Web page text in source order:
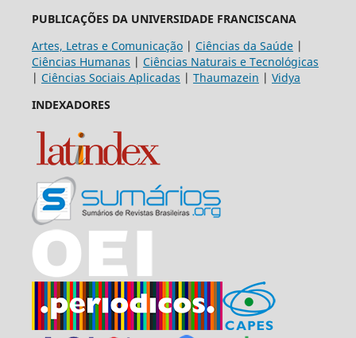
PUBLICAÇÕES DA UNIVERSIDADE FRANCISCANA
Artes, Letras e Comunicação| Ciências da Saúde|
Ciências Humanas | Ciências Naturais e Tecnológicas
| Ciências Sociais Aplicadas | Thaumazein | Vidya
INDEXADORES